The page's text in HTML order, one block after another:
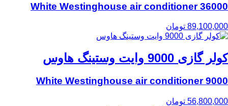
36000 White Westinghouse air conditioner
89,100,000 تومان
کولر گازی 9000 وایت وستینگ هاوس
9000 White Westinghouse air conditioner
56,800,000 تومان